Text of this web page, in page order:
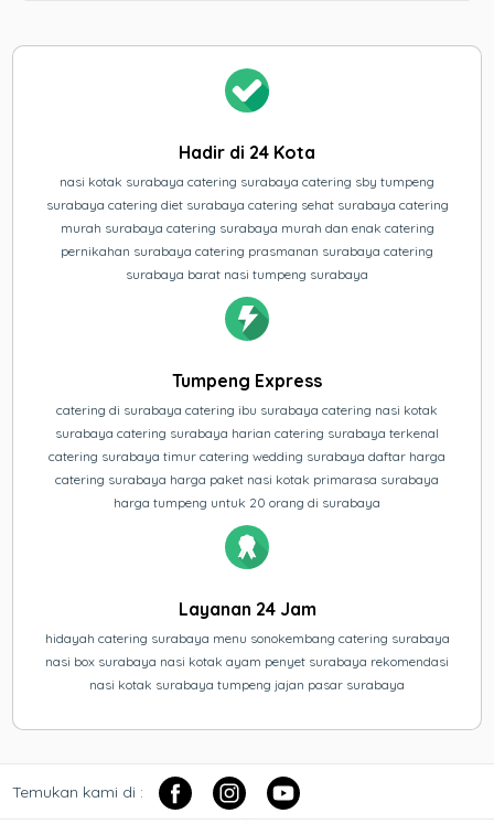
Hadir di 24 Kota
nasi kotak surabaya catering surabaya catering sby tumpeng
surabaya catering diet surabaya catering sehat surabaya catering
murah surabaya catering surabaya murah dan enak catering
pernikahan surabaya catering prasmanan surabaya catering
surabaya barat nasi tumpeng surabaya
Tumpeng Express
catering di surabaya catering ibu surabaya catering nasi kotak
surabaya catering surabaya harian catering surabaya terkenal
catering surabaya timur catering wedding surabaya daftar harga
catering surabaya harga paket nasi kotak primarasa surabaya
harga tumpeng untuk 20 orang di surabaya
Layanan 24 Jam
hidayah catering surabaya menu sonokembang catering surabaya
nasi box surabaya nasi kotak ayam penyet surabaya rekomendasi
nasi kotak surabaya tumpeng jajan pasar surabaya
Temukan kami di :